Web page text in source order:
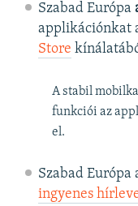
Szabad Európa
applikációnkat
Store
A stabil
funkciói az
el.
Szabad Európa
ingyenes